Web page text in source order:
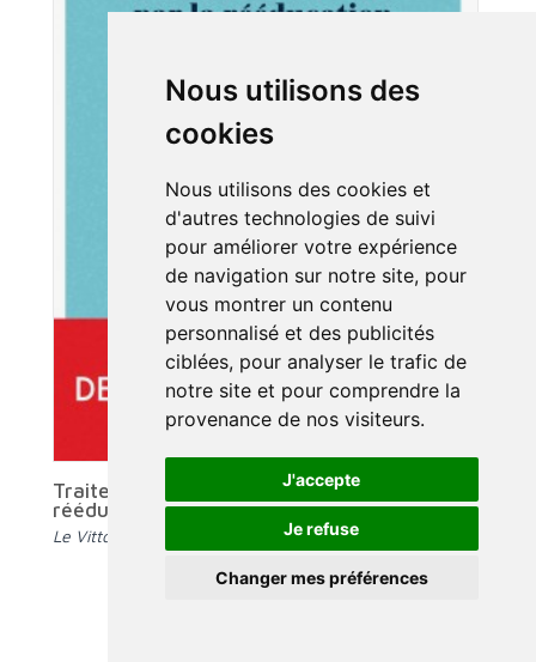
Nous utilisons des
cookies
Nous utilisons des cookies et
d'autres technologies de suivi
pour améliorer votre expérience
de navigation sur notre site, pour
vous montrer un contenu
personnalisé et des publicités
ciblées, pour analyser le trafic de
notre site et pour comprendre la
provenance de nos visiteurs.
J'accepte
Je refuse
Changer mes préférences
Traitement des psychonévroses par la
rééducation du contrôle cérébral
Le Vittoz aujourd'hui